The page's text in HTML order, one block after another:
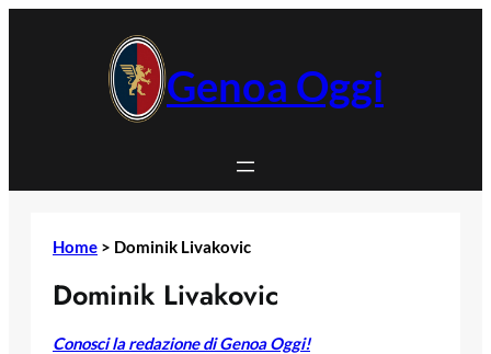
Genoa Oggi
Home > Dominik Livakovic
Dominik Livakovic
Conosci la redazione di Genoa Oggi!